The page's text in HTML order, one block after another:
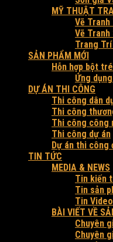
MỸ THUẬT
Vẽ Tranh
Vẽ Tranh
Trang
SẢN PHẨM MỚI
Hỗn hợp bột
Ứng
DỰ ÁN THI CÔNG
Thi công dân
Thi công
Thi công công
Thi công dự án
Dự án thi công
TIN TỨC
MEDIA & NEWS
Tin kiến
Tin sản
Tin
BÀI VIẾT VỀ
Chuyên
Chuyên